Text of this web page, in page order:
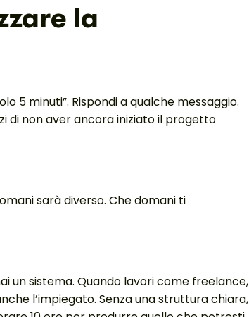
la
5 minuti”. Rispondi a qualche messaggio.
di non aver ancora iniziato il progetto
sarà diverso. Che domani ti
un sistema. Quando lavori come freelance,
l’impiegato. Senza una struttura chiara,